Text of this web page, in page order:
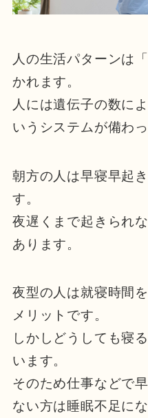
人の生活パターンは
かれます。
人には遺伝子の数に
いうシステムが備わっ
朝方の人は早寝早起
す。
夜遅くまで起きられ
あります。
夜型の人は就寝時間
メリットです。
しかしどうしても寝
います。
そのため仕事などで
ない方は睡眠不足に